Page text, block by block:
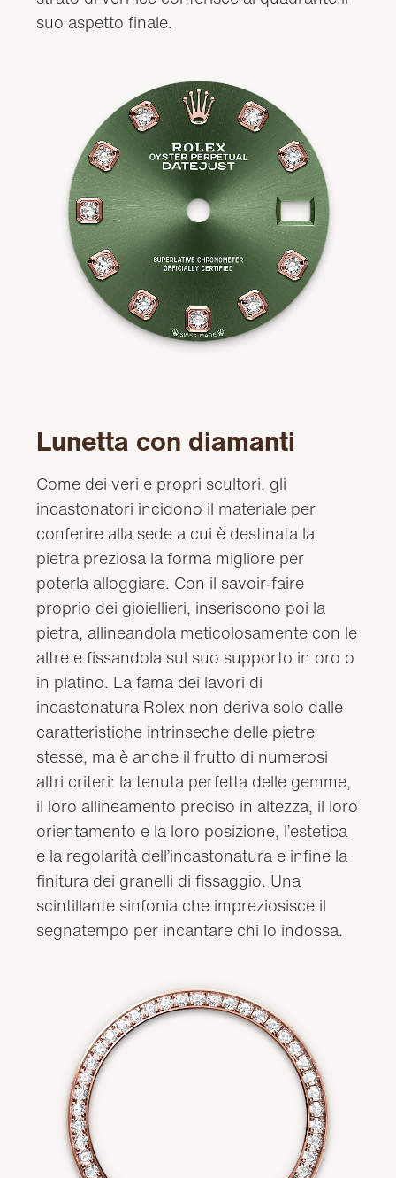
suo aspetto finale.
Lunetta con diamanti
Come dei veri e propri scultori, gli
incastonatori incidono il materiale per
conferire alla sede a cui è destinata la
pietra preziosa la forma migliore per
poterla alloggiare. Con il savoir‑faire
proprio dei gioiellieri, inseriscono poi la
pietra, allineandola meticolosamente con le
altre e fissandola sul suo supporto in oro o
in platino. La fama dei lavori di
incastonatura Rolex non deriva solo dalle
caratteristiche intrinseche delle pietre
stesse, ma è anche il frutto di numerosi
altri criteri: la tenuta perfetta delle gemme,
il loro allineamento preciso in altezza, il loro
orientamento e la loro posizione, l’estetica
e la regolarità dell’incastonatura e infine la
finitura dei granelli di fissaggio. Una
scintillante sinfonia che impreziosisce il
segnatempo per incantare chi lo indossa.